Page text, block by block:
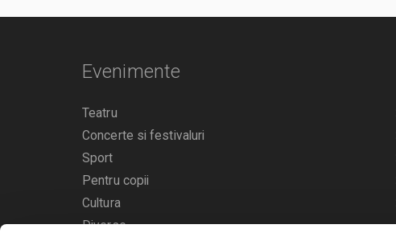
Evenimente
Teatru
Concerte si festivaluri
Sport
Pentru copii
Cultura
Diverse